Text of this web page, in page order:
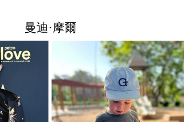
曼迪·摩爾